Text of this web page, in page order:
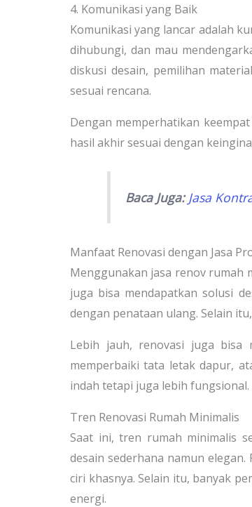
4. Komunikasi yang Baik
Komunikasi yang lancar adalah
dihubungi, dan mau
diskusi desain, pemilihan
sesuai rencana.
Dengan memperhatikan
hasil akhir sesuai dengan
Baca Juga: Jasa
Manfaat Renovasi dengan Jasa
Menggunakan jasa renov rumah
juga bisa mendapatkan solusi
dengan penataan ulang. Selain
Lebih jauh, renovasi juga bisa
memperbaiki tata letak dapur,
indah tetapi juga lebih fungsional.
Tren Renovasi Rumah Minimalis
Saat ini, tren rumah minimalis
desain sederhana namun
ciri khasnya. Selain itu, banyak
energi.